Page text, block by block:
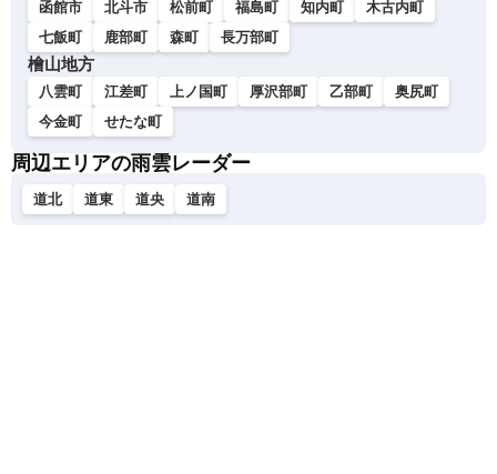
函館市 北斗市 松前町 福島町 知内町
木古内町
七飯町
鹿部町 森町 長万部町
檜山地方
八雲町 江差町 上ノ国町 厚沢部町 乙部町
奥尻町
今金町
せたな町
周辺エリアの雨雲レーダー
道北 道東 道央 道南